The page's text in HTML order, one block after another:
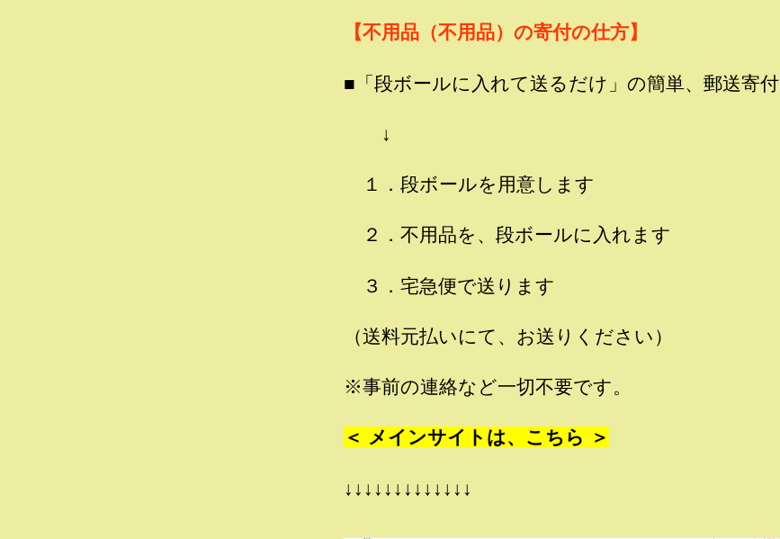
【不用品（不用品）の寄付の仕方】
■「段ボールに入れて送るだけ」の簡単、郵送寄付
↓
１．段ボールを用意します
２．不用品を、段ボールに入れます
３．宅急便で送ります
（送料元払いにて、お送りください）
※事前の連絡など一切不要です。
＜ メインサイトは、こちら ＞
↓↓↓↓↓↓↓↓↓↓↓↓↓